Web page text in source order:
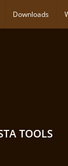
Downloads
TOOLS